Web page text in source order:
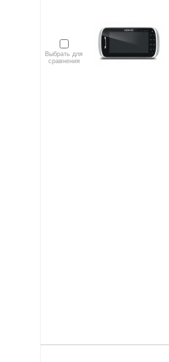
Выбрать для
сравнения